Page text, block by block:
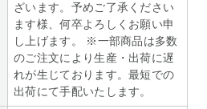
ざいます。予めご了承ください
ます様、何卒よろしくお願い申
し上げます。 ※一部商品は多数
のご注文により生産・出荷に遅
れが生じております。最短での
出荷にて手配いたします。